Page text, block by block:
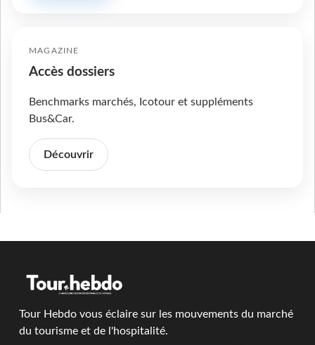
MAGAZINE
Accès dossiers
Benchmarks marchés, Icotour et suppléments
Bus&Car.
Découvrir
Tour Hebdo vous éclaire sur les mouvements du marché
du tourisme et de l'hospitalité.